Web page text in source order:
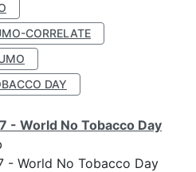
CORRELATE
DAY
- World No Tobacco Day
- World No Tobacco Day